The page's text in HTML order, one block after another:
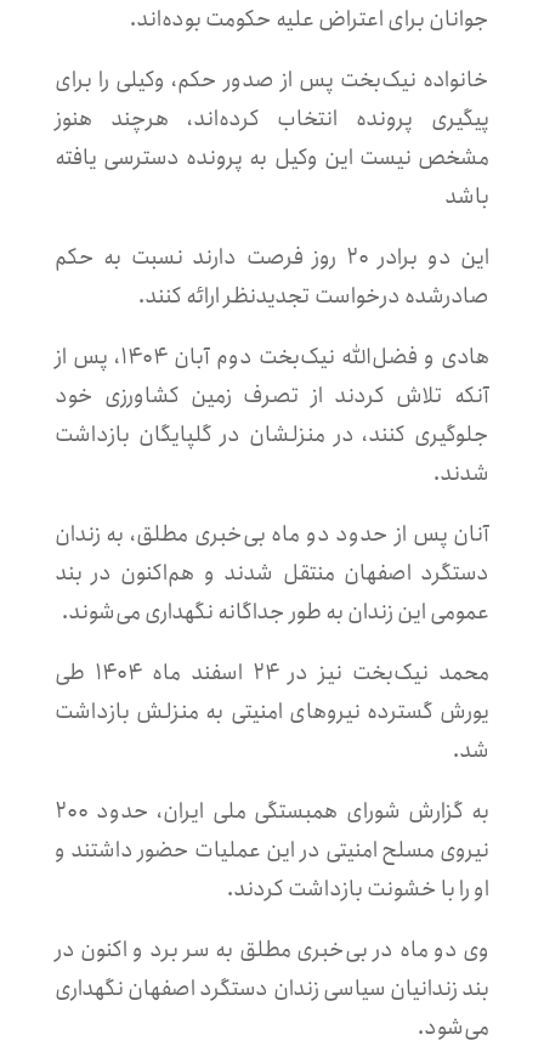
جوانان برای اعتراض علیه حکومت بوده‌اند.
خانواده نیک‌بخت پس از صدور حکم، وکیلی را برای
پیگیری پرونده انتخاب کرده‌اند، هرچند هنوز
مشخص نیست این وکیل به پرونده دسترسی یافته
باشد
این دو برادر ۲۰ روز فرصت دارند نسبت به حکم
صادرشده درخواست تجدیدنظر ارائه کنند.
هادی و فضل‌الله نیک‌بخت دوم آبان ۱۴۰۴، پس از
آنکه تلاش کردند از تصرف زمین کشاورزی خود
جلوگیری کنند، در منزلشان در گلپایگان بازداشت
شدند.
آنان پس از حدود دو ماه بی‌خبری مطلق، به زندان
دستگرد اصفهان منتقل شدند و هم‌اکنون در بند
عمومی این زندان به طور جداگانه نگهداری می‌شوند.
محمد نیک‌بخت نیز در ۲۴ اسفند ماه ۱۴۰۴ طی
یورش گسترده نیروهای امنیتی به منزلش بازداشت
شد.
به گزارش شورای همبستگی ملی ایران، حدود ۲۰۰
نیروی مسلح امنیتی در این عملیات حضور داشتند و
او را با خشونت بازداشت کردند.
وی دو ماه در بی‌خبری مطلق به سر برد و اکنون در
بند زندانیان سیاسی زندان دستگرد اصفهان نگهداری
می‌شود.